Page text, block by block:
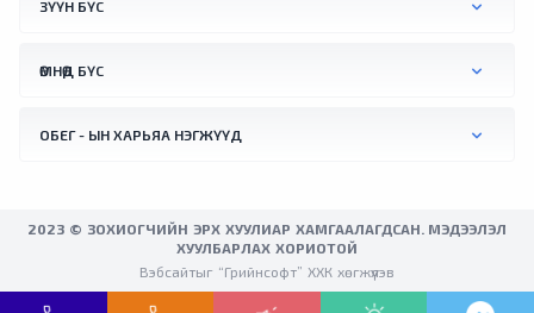
ЗҮҮН БҮС
ӨМНӨД БҮС
ОБЕГ - ЫН ХАРЬЯА НЭГЖҮҮД
2023 © ЗОХИОГЧИЙН ЭРХ ХУУЛИАР ХАМГААЛАГДСАН. МЭДЭЭЛЭЛ
ХУУЛБАРЛАХ ХОРИОТОЙ
Вэбсайтыг “Грийнсофт” ХХК хөгжүүлэв